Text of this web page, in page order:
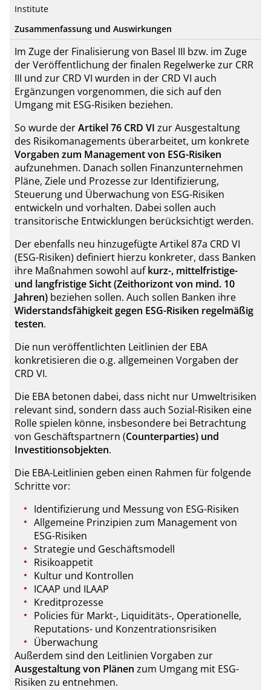
Institute
Zusammenfassung und Auswirkungen
Im Zuge der Finalisierung von Basel III bzw. im Zuge
der Veröffentlichung der finalen Regelwerke zur CRR
III und zur CRD VI wurden in der CRD VI auch
Ergänzungen vorgenommen, die sich auf den
Umgang mit ESG-Risiken beziehen.
So wurde derArtikel 76 CRD VI zur Ausgestaltung
des Risikomanagements überarbeitet, um konkrete
Vorgaben zum Management von ESG-Risiken
aufzunehmen. Danach sollen Finanzunternehmen
Pläne, Ziele und Prozesse zur Identifizierung,
Steuerung und Überwachung von ESG-Risiken
entwickeln und vorhalten. Dabei sollen auch
transitorische Entwicklungen berücksichtigt werden.
Der ebenfalls neu hinzugefügte Artikel 87a CRD VI
(ESG-Risiken) definiert hierzu konkreter, dass Banken
ihre Maßnahmen sowohl aufkurz-, mittelfristige-
und langfristige Sicht (Zeithorizont von mind. 10
Jahren) beziehen sollen. Auch sollen Banken ihre
Widerstandsfähigkeit gegen ESG-Risiken regelmäßig
testen.
Die nun veröffentlichten Leitlinien der EBA
konkretisieren die o.g. allgemeinen Vorgaben der
CRD VI.
Die EBA betonen dabei, dass nicht nur Umweltrisiken
relevant sind, sondern dass auch Sozial-Risiken eine
Rolle spielen könne, insbesondere bei Betrachtung
von Geschäftspartnern (Counterparties) und
Investitionsobjekten.
Die EBA-Leitlinien geben einen Rahmen für folgende
Schritte vor:
Identifizierung und Messung von ESG-Risiken
Allgemeine Prinzipien zum Management von
ESG-Risiken
Strategie und Geschäftsmodell
Risikoappetit
Kultur und Kontrollen
ICAAP und ILAAP
Kreditprozesse
Policies für Markt-, Liquiditäts-, Operationelle,
Reputations- und Konzentrationsrisiken
Überwachung
Außerdem sind den Leitlinien Vorgaben zur
Ausgestaltung von Plänen zum Umgang mit ESG-
Risiken zu entnehmen.